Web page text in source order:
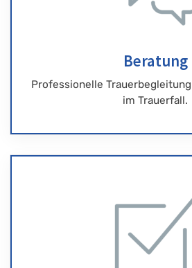
Beratung
Professionelle
im Trauerfall.